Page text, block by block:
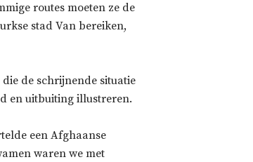
routes moeten ze de
stad Van bereiken,
de schrijnende situatie
en uitbuiting illustreren.
een Afghaanse
waren we met